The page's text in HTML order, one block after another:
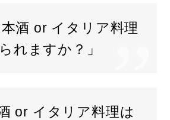
本酒 or イタリア料理
れますか？」
or イタリア料理は